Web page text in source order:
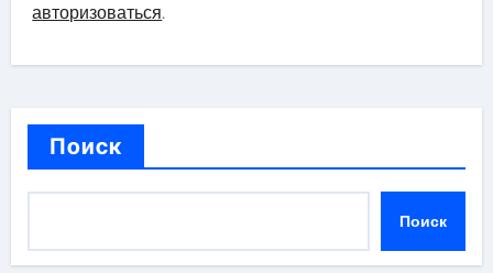
авторизоваться.
Поиск
Поиск